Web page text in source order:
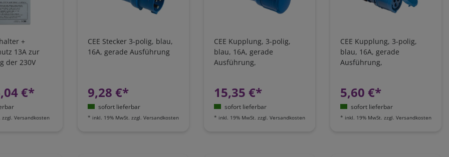
+
13A zur
der 230V
€*
zzgl. Versandkosten
CEE Stecker 3-polig, blau,
16A, gerade Ausführung
9,28 €*
sofort lieferbar
* inkl. 19% MwSt. zzgl. Versandkosten
CEE Kupplung, 3-polig,
blau, 16A, gerade
Ausführung,
15,35 €*
sofort lieferbar
* inkl. 19% MwSt. zzgl. Versandkosten
CEE Kupplung, 3-polig,
blau, 16A, gerade
Ausführung,
5,60 €*
sofort lieferbar
* inkl. 19% MwSt. zzgl. Versandkosten